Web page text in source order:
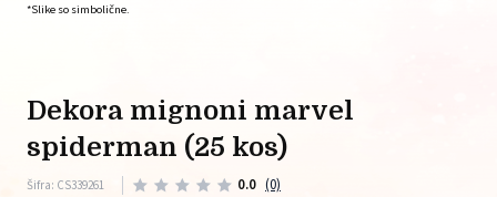
*Slike so simbolične.
dekora mignoni marvel
spiderman (25 kos)
Šifra: CS339261 0.0 (0)